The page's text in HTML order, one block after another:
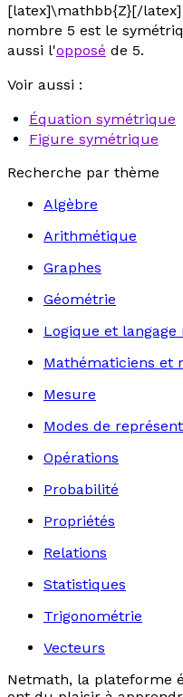
[latex]\mathbb{Z}[/
nombre 5 est le
aussi l'opposé de 5.
Voir aussi :
Équation symétrique
Figure symétrique
Recherche par thème
Algèbre
Arithmétique
Graphes
Géométrie
Logique et
Mathématiciens et
Mesure
Modes de
Opérations
Probabilité
Propriétés
Relations
Statistiques
Trigonométrie
Vecteurs
Netmath, la plateforme